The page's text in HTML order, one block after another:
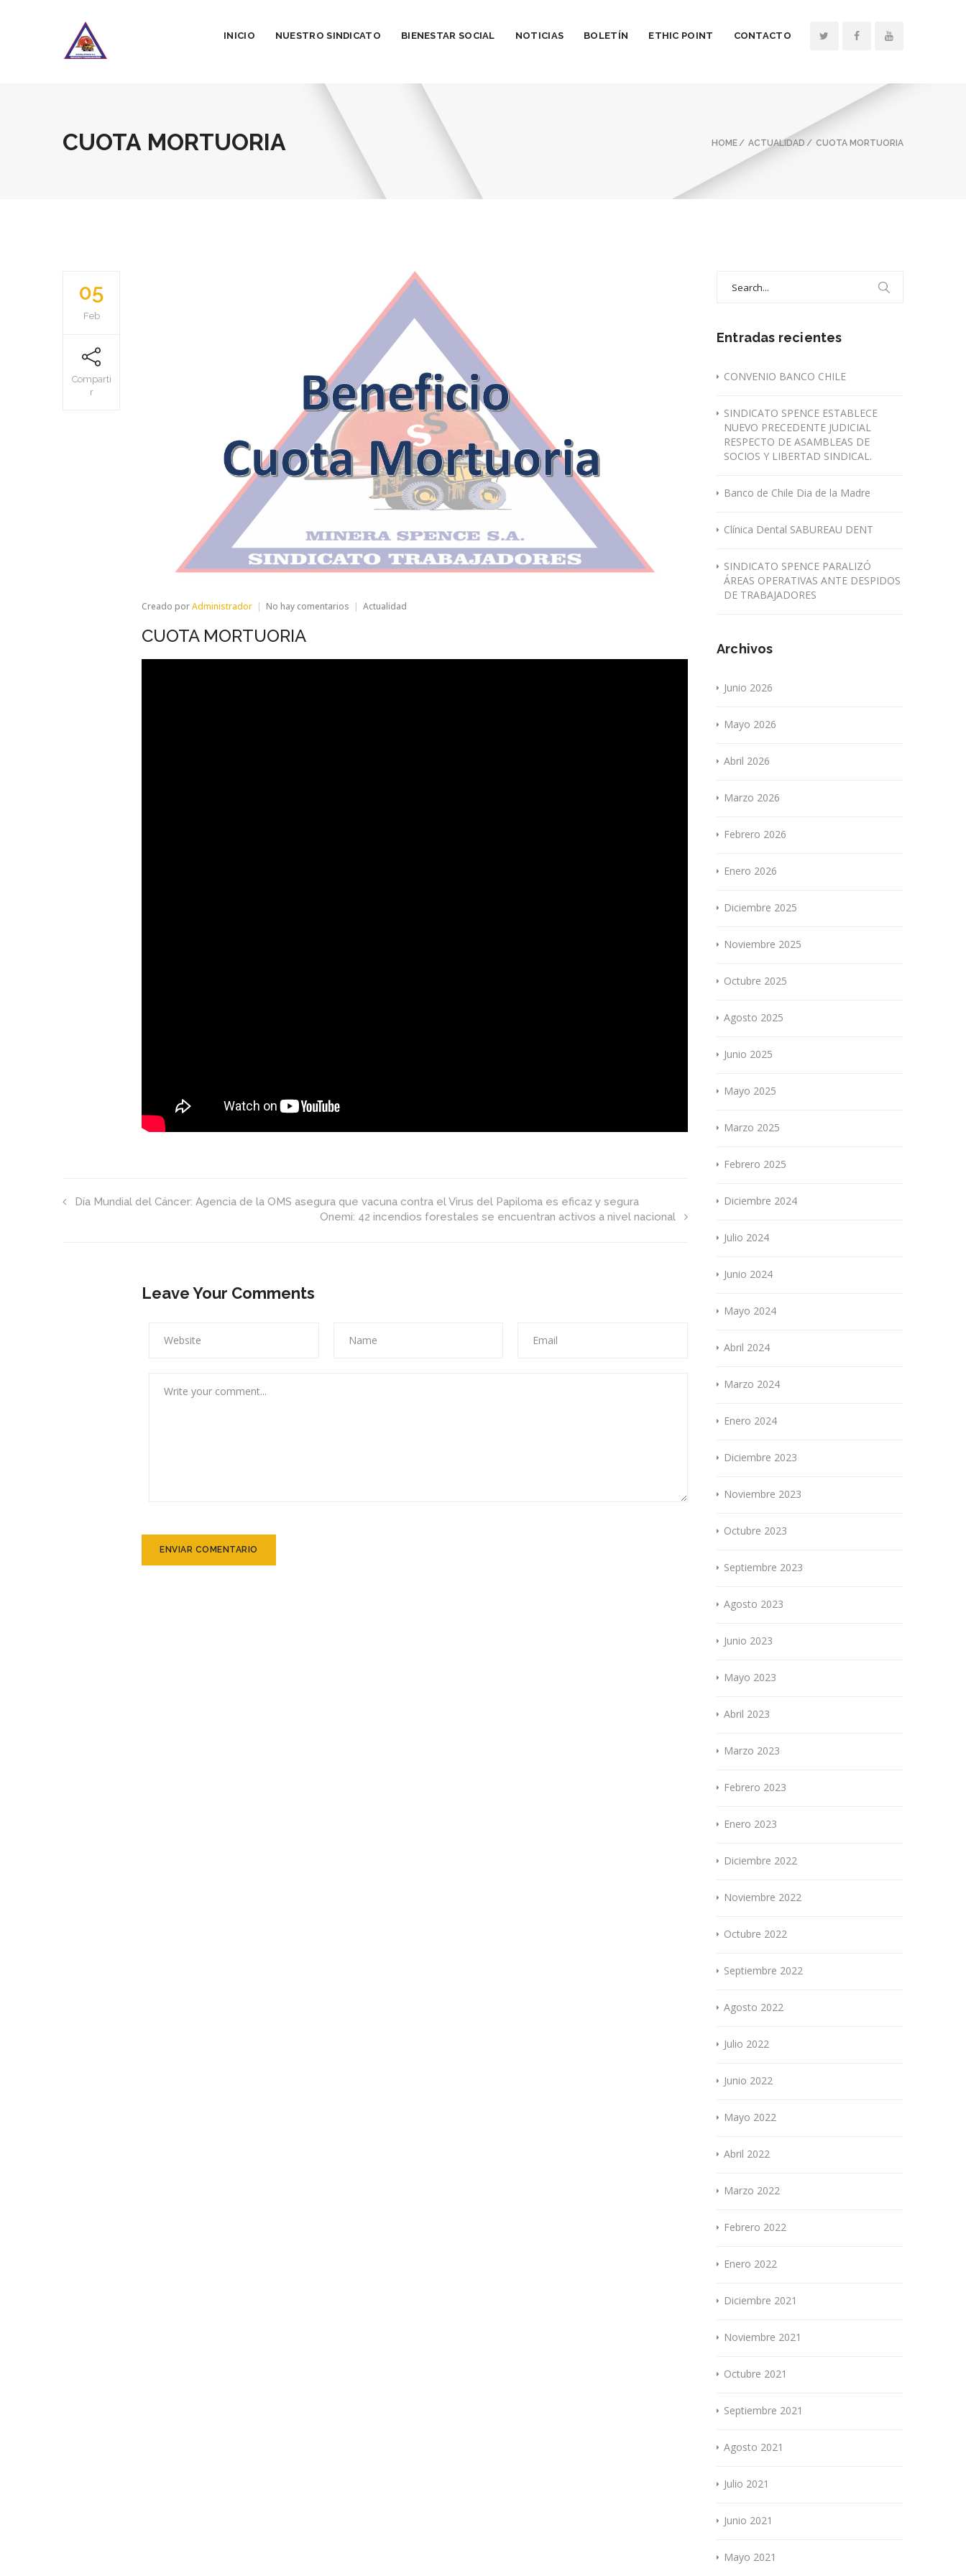
INICIO NUESTRO SINDICATO BIENESTAR SOCIAL NOTICIAS BOLETÍN ETHIC POINT CONTACTO
CUOTA MORTUORIA HOME ACTUALIDAD CUOTA MORTUORIA
05
Feb
Comparti
r
Creado porAdministrador No hay comentarios en Actualidad
CUOTA MORTUORIA
Día Mundial del Cáncer: Agencia de la OMS asegura que vacuna contra el Virus del Papiloma es eficaz y segura
Onemi: 42 incendios forestales se encuentran activos a nivel nacional
Leave Your Comments
Entradas recientes
CONVENIO BANCO CHILE
SINDICATO SPENCE ESTABLECE
NUEVO PRECEDENTE JUDICIAL
RESPECTO DE ASAMBLEAS DE
SOCIOS Y LIBERTAD SINDICAL.
Banco de Chile Dia de la Madre
Clínica Dental SABUREAU DENT
SINDICATO SPENCE PARALIZÓ
ÁREAS OPERATIVAS ANTE DESPIDOS
DE TRABAJADORES
Archivos
Junio 2026
Mayo 2026
Abril 2026
Marzo 2026
Febrero 2026
Enero 2026
Diciembre 2025
Noviembre 2025
Octubre 2025
Agosto 2025
Junio 2025
Mayo 2025
Marzo 2025
Febrero 2025
Diciembre 2024
Julio 2024
Junio 2024
Mayo 2024
Abril 2024
Marzo 2024
Enero 2024
Diciembre 2023
Noviembre 2023
Octubre 2023
Septiembre 2023
Agosto 2023
Junio 2023
Mayo 2023
Abril 2023
Marzo 2023
Febrero 2023
Enero 2023
Diciembre 2022
Noviembre 2022
Octubre 2022
Septiembre 2022
Agosto 2022
Julio 2022
Junio 2022
Mayo 2022
Abril 2022
Marzo 2022
Febrero 2022
Enero 2022
Diciembre 2021
Noviembre 2021
Octubre 2021
Septiembre 2021
Agosto 2021
Julio 2021
Junio 2021
Mayo 2021